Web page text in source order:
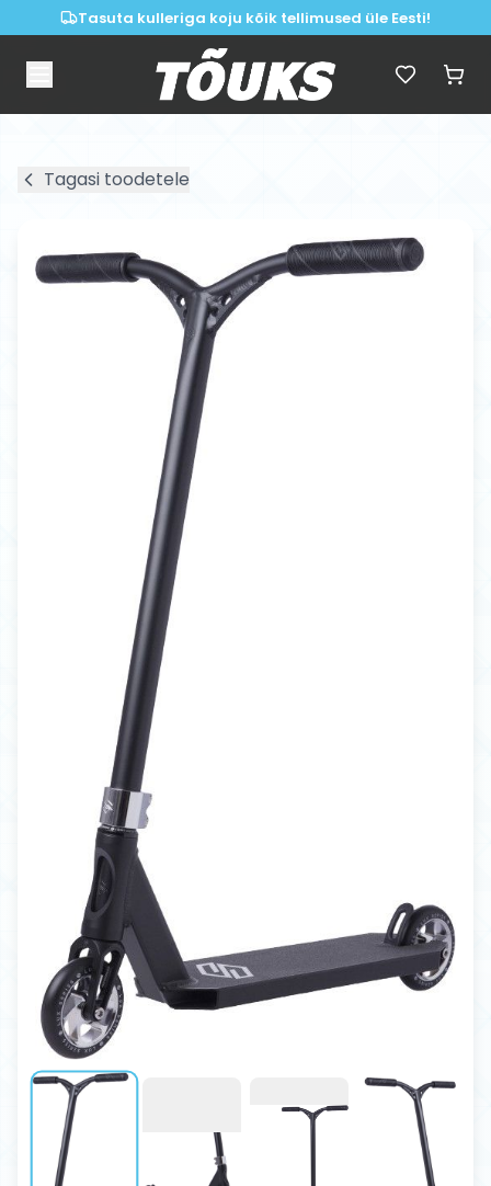
Tasuta kulleriga koju kõik tellimused üle Eesti!
Tagasi toodetele